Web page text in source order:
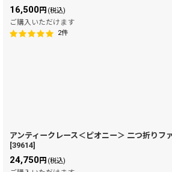
16,500円 (税込)
ご購入いただけます
2件
アンティークレース＜ピオニー＞ 二つ折りフ
[39614]
24,750円 (税込)